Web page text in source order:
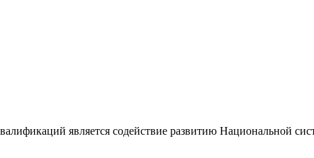
является содействие развитию Национальной